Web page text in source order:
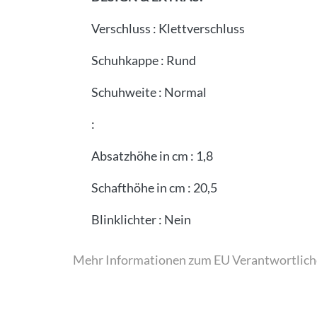
Verschluss : Klettverschluss
Schuhkappe: Rund
Schuhweite: Normal
:
Absatzhöhe in cm : 1,8
Schafthöhe in cm : 20,5
Blinklichter: Nein
Mehr Informationen zum EU